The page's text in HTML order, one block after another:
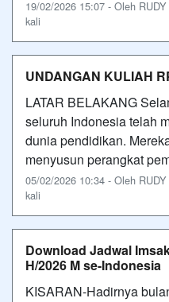
19/02/2026 15:07 - Oleh
kali
UNDANGAN KULIAH
LATAR BELAKANG
seluruh Indonesia telah
dunia pendidikan.
menyusun perangkat
05/02/2026 10:34 - Oleh
kali
Download Jadwal
H/2026 M se-Indonesia
KISARAN-Hadirnya